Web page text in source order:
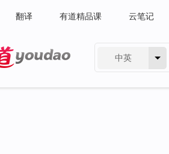
翻译 有道精品课 云笔记
中英